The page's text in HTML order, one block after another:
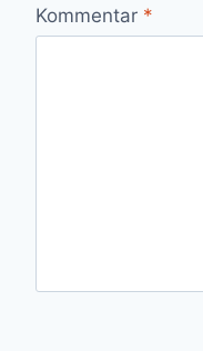
Kommentar *